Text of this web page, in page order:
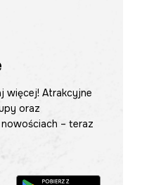
więcej! Atrakcyjne
oraz
– teraz